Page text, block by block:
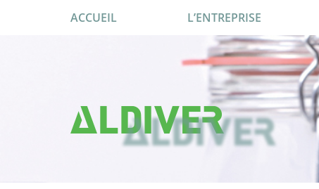
ACCUEIL L’ENTREPRISE